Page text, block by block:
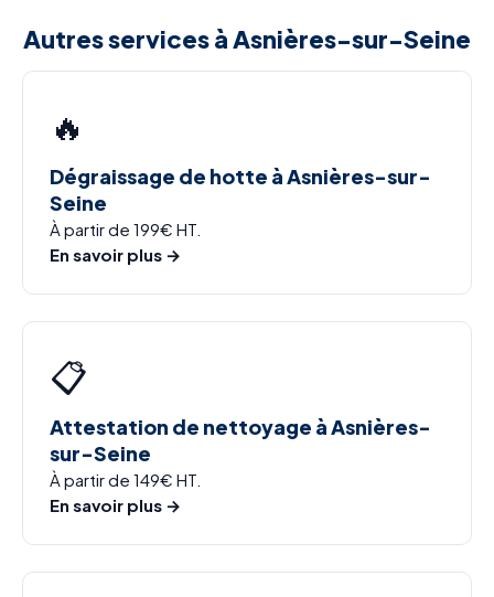
Autres services à Asnières-sur-Seine
🔥
Dégraissage de hotte à Asnières-sur-
Seine
À partir de 199€ HT.
En savoir plus →
📋
Attestation de nettoyage à Asnières-
sur-Seine
À partir de 149€ HT.
En savoir plus →